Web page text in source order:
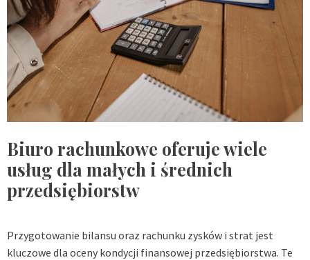
Biuro rachunkowe oferuje wiele
usług dla małych i średnich
przedsiębiorstw
Przygotowanie bilansu oraz rachunku zysków i strat jest
kluczowe dla oceny kondycji finansowej przedsiębiorstwa. Te